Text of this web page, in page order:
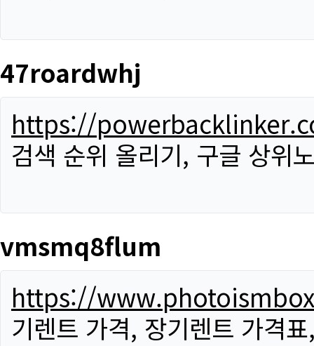
47roardwhj
https://
검색 순위 올리기, 구글 상위
vmsmq8flum
https://
기렌트 가격, 장기렌트 가격